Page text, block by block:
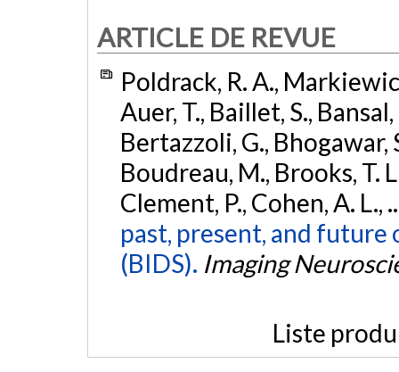
ARTICLE DE REVUE
Poldrack, R. A.,
Auer, T., Baillet, S.,
Bertazzoli, G., Bhogawar,
Boudreau, M., Brooks, T.
Clement, P., Cohen, A.
past, present, and
(BIDS). Imaging
Liste